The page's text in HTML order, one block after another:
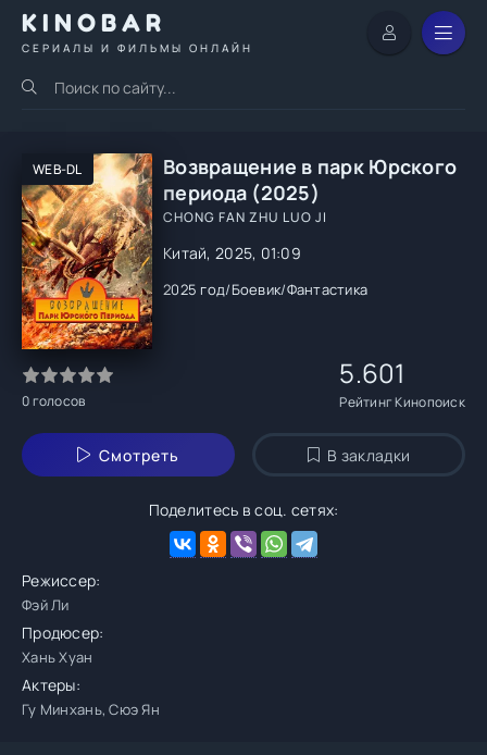
KINOBAR
СЕРИАЛЫ И ФИЛЬМЫ ОНЛАЙН
WEB-DL
Возвращение в парк Юрского
периода (2025)
CHONG FAN ZHU LUO JI
Китай, 2025, 01:09
2025 год/Боевик/Фантастика
0голосов
5.601
Рейтинг Кинопоиск
Смотреть В закладки
Поделитесь в соц. сетях:
Режиссер:
Фэй Ли
Продюсер:
Хань Хуан
Актеры:
Гу Минхань, Сюэ Ян